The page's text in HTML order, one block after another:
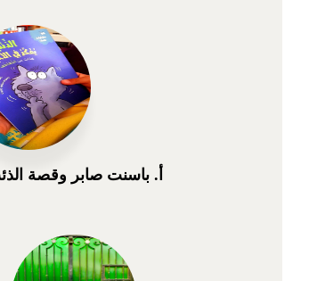
أ. باسنت صابر وقصة